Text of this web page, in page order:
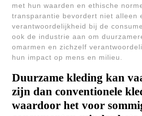
met hun waarden en ethische
transparantie bevordert niet alleen
verantwoordelijkheid bij de
ook de industrie aan om
omarmen en zichzelf
hun impact op mens en milieu.
Duurzame kleding kan
zijn dan conventionele
waardoor het voor